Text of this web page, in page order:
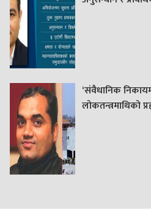
‘संवैधानिक
लोकतन्त्रमाथिको